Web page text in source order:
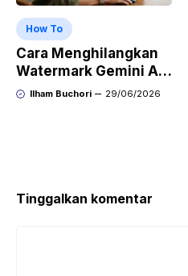
How To
Cara Menghilangkan
Watermark Gemini AI
dengan Mudah Hasil
Ilham Buchori 29/06/2026
Tinggalkan komentar